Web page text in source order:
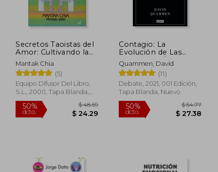
50%
dcto.
$ 39.90
$ 19.95
50%
dcto.
Secretos Taoistas del
Amor: Cultivando la
Energia Sexual
Masculin a
Mantak Chia
(5)
Equipo Difusor Del Libro,
S.L., 2000, Tapa Blanda,
Nuevo
Contagio: La
Evolución de Las
Pandemias /
Spillover: Animal
Infections and the
Next Human
Pandemic (en Inglés)
Quammen, David
(11)
Debate, 2021, 001 Edición,
Tapa Blanda, Nuevo